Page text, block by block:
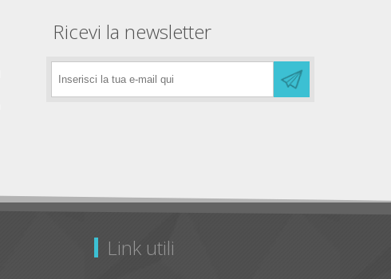
Ricevi la newsletter
Link utili